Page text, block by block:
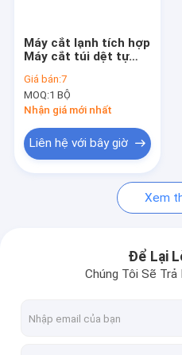
Tin tức
Tất cả các trường hợp
Máy in Flexo tốc độ cao
Máy in Flexo kỹ thuật số
Máy in nhãn Flexo
Máy cắt lạnh tích hợp
Máy cắt túi dệt tự
Giá bán:7
MOQ:1 BỘ
Nhận giá mới nhất
Liên hệ với bây giờ
Xem
Để Lại
Chúng Tôi Sẽ Trả